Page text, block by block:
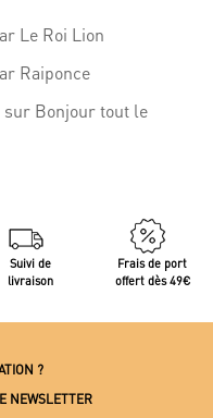
Le Roi Lion
Raiponce
sur Bonjour tout le
Suivi de
livraison
Frais de port
offert dès 49€
?
NEWSLETTER